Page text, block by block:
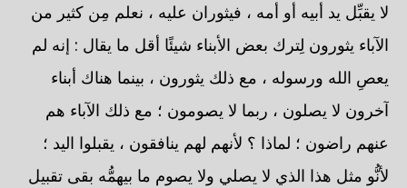
لا يقبِّل يد أبيه أو أمه ، فيثوران عليه ، نعلم مِن كثير من
الآباء يثورون لِترك بعض الأبناء شيئًا أقل ما يقال : إنه لم
يعصِ الله ورسوله ، مع ذلك يثورون ، بينما هناك أبناء
آخرون لا يصلون ، ربما لا يصومون ؛ مع ذلك الآباء هم
عنهم راضون ؛ لماذا ؟ لأنهم لهم ينافقون ، يقبلوا اليد ؛
لأنُّو مثل هذا الذي لا يصلي ولا يصوم ما بيهمُّه بقى تقبيل